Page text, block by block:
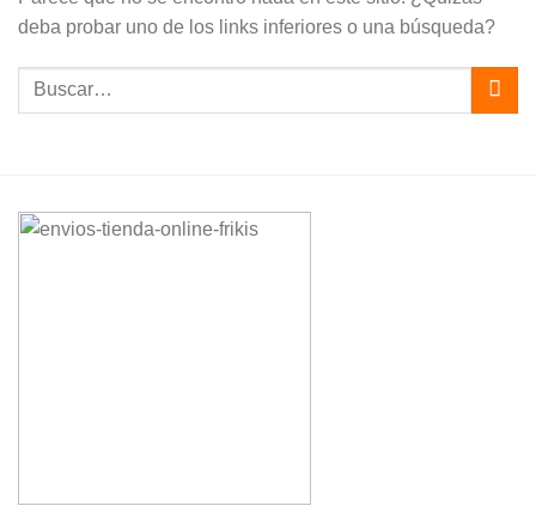
deba probar uno de los links inferiores o una búsqueda?